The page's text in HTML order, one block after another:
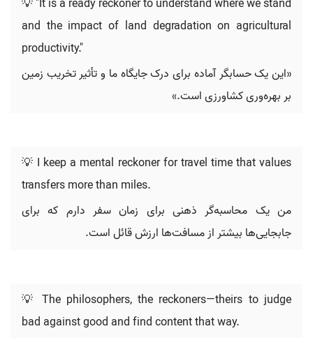
💡 "It is a ready reckoner to understand where we stand
and the impact of land degradation on agricultural
productivity."
«این یک حسابگر آماده برای درک جایگاه ما و تأثیر تخریب زمین
بر بهره‌وری کشاورزی است.»
💡 I keep a mental reckoner for travel time that values
transfers more than miles.
من یک محاسبه‌گر ذهنی برای زمان سفر دارم که برای
جابجایی‌ها بیشتر از مسافت‌ها ارزش قائل است.
💡 The philosophers, the reckoners—theirs to judge
bad against good and find content that way.